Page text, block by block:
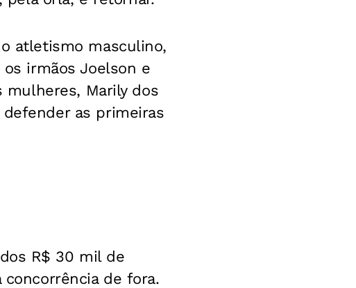
atletismo masculino,
irmãos Joelson e
mulheres, Marily dos
defender as primeiras
R$ 30 mil de
concorrência de fora.